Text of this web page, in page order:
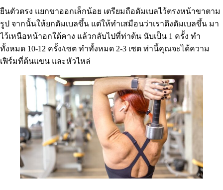
ยืนตัวตรง แยกขาออกเล็กน้อย เตรียมถือดัมเบลไว้ตรงหน้าขาตาม
รูป จากนั้นให้ยกดัมเบลขึ้น แต่ให้ทำเสมือนว่าเราดึงดัมเบลขึ้น มา
ไว้เหนือหน้าอกใต้คาง แล้วกลับไปที่ท่าต้น นับเป็น 1 ครั้ง ทำ
ทั้งหมด 10-12 ครั้ง/เซต ทำทั้งหมด 2-3 เซต ท่านี้คุณจะได้ความ
เฟิร์มที่ต้นแขน และหัวไหล่